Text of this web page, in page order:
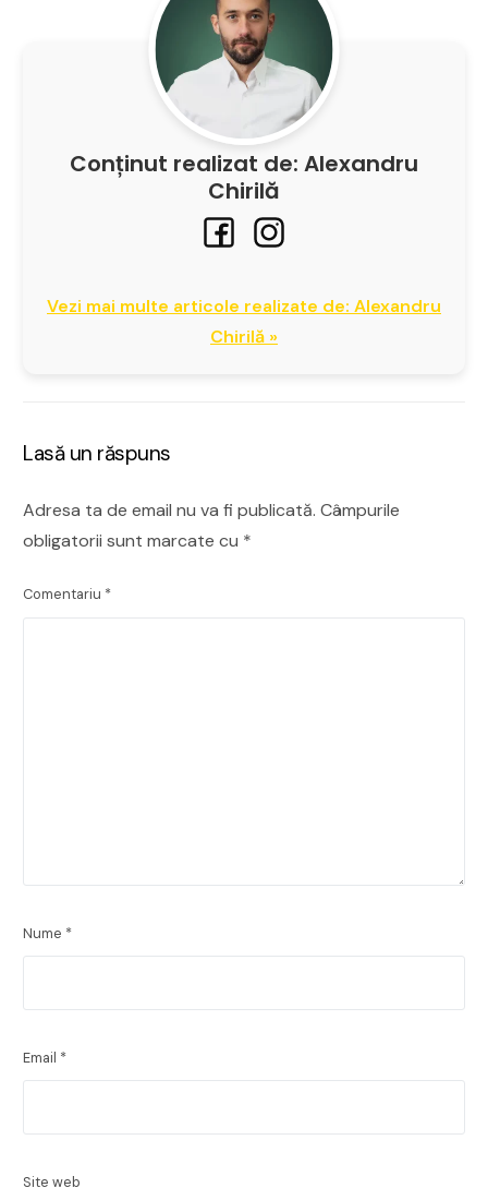
Conținut realizat de: Alexandru
Chirilă
Vezi mai multe articole realizate de: Alexandru
Chirilă »
Lasă un răspuns
Adresa ta de email nu va fi publicată. Câmpurile
obligatorii sunt marcate cu *
Comentariu *
Nume *
Email *
Site web